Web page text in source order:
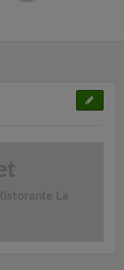
Ristorante La